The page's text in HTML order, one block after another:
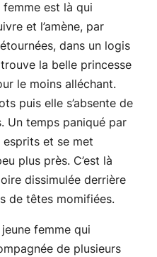
est là qui
et l’amène, par
dans un logis
la belle princesse
le moins alléchant.
puis elle s’absente de
Un temps paniqué par
et se met
plus près. C’est là
dissimulée derrière
de têtes momifiées.
femme qui
de plusieurs